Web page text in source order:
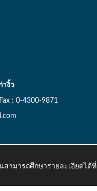
างิ้ว
: 0-4300-9871
ามารถศึกษารายละเอียดได้ที่